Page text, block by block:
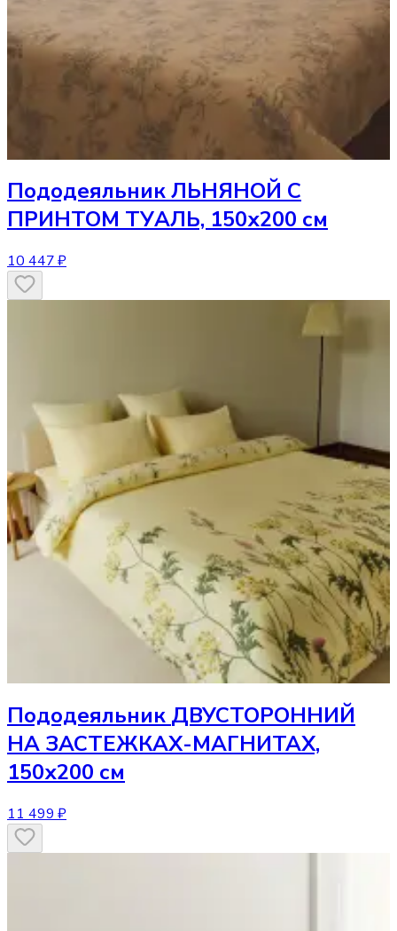
ПододеяльникЛЬНЯНОЙ С
ПРИНТОМ ТУАЛЬ, 150х200 см
10 447 ₽
Пододеяльник ДВУСТОРОННИЙ
НА ЗАСТЕЖКАХ-МАГНИТАХ,
150х200 см
11 499 ₽